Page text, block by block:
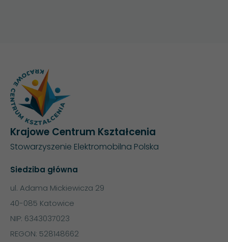
Krajowe Centrum Kształcenia
Stowarzyszenie Elektromobilna Polska
Siedziba główna
ul. Adama Mickiewicza 29
40-085 Katowice
NIP: 6343037023
REGON: 528148662